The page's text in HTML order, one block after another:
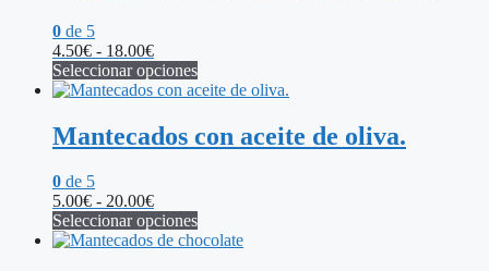
0 de 5
4.50€ - 18.00€Rango
de
precios:
4.50€
hasta
Seleccionar opciones
Este
tiene
múltiples
Las
opciones
se
pueden
Mantecados con aceite de oliva.
0 de 5
5.00€ - 20.00€Rango
de
precios:
Seleccionar opciones
Este